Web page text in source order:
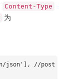
Content-Type
为
json'], //post